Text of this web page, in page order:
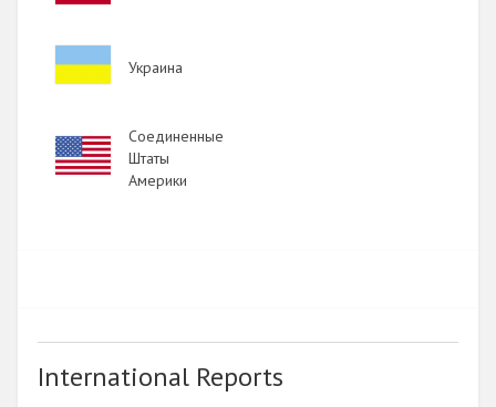
Украина
Image
Соединенные
Штаты
Америки
International Reports